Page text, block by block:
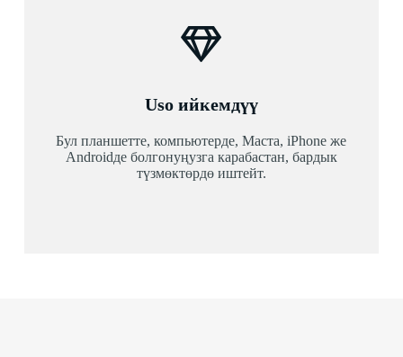
Uso ийкемдүү
Бул планшетте, компьютерде, Macта, iPhone же
Androidде болгонуңузга карабастан, бардык
түзмөктөрдө иштейт.